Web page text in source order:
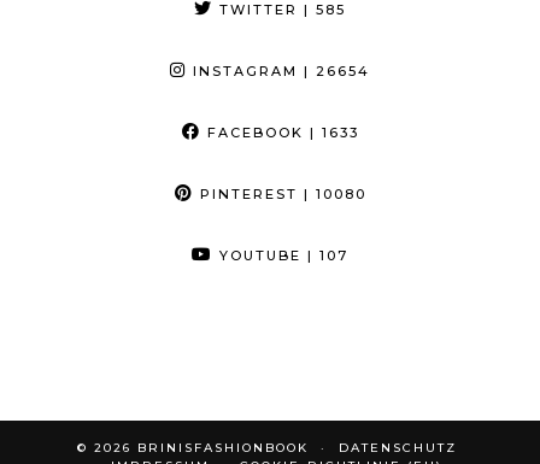
TWITTER | 585
INSTAGRAM | 26654
FACEBOOK | 1633
PINTEREST | 10080
YOUTUBE | 107
© 2026 BRINISFASHIONBOOK
DATENSCHUTZ